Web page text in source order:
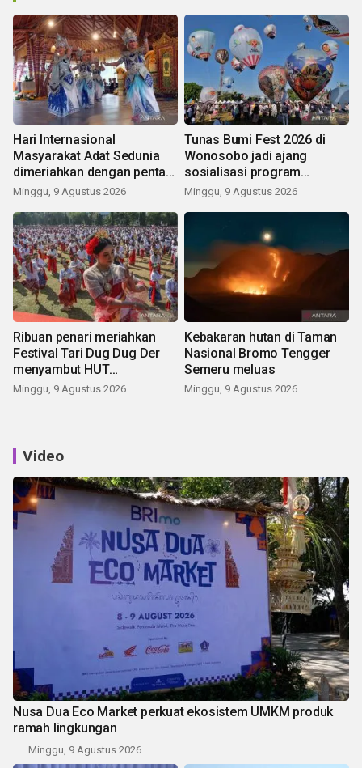
Hari Internasional
Masyarakat Adat Sedunia
dimeriahkan dengan pentas
seni budaya Bali
Minggu, 9 Agustus 2026
Tunas Bumi Fest 2026 di
Wonosobo jadi ajang
sosialisasi program
pemerintah lewat balon
Minggu, 9 Agustus 2026
Ribuan penari meriahkan
Festival Tari Dug Dug Der
menyambut HUT
Kemerdekaan
Minggu, 9 Agustus 2026
Kebakaran hutan di Taman
Nasional Bromo Tengger
Semeru meluas
Minggu, 9 Agustus 2026
Video
Nusa Dua Eco Market perkuat ekosistem UMKM produk
ramah lingkungan
Minggu, 9 Agustus 2026